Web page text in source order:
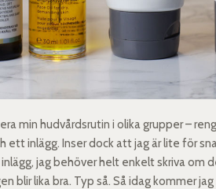
min hudvårdsrutin i olika grupper –
inlägg. Inser dock att jag är lite för
jag behöver helt enkelt skriva om
blir lika bra. Typ så. Så idag kommer